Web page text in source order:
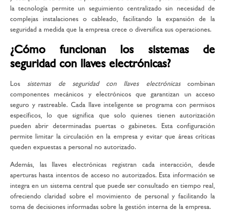
la tecnología permite un seguimiento centralizado sin necesidad de
complejas instalaciones o cableado, facilitando la expansión de la
seguridad a medida que la empresa crece o diversifica sus operaciones.
¿Cómo funcionan los sistemas de
seguridad con llaves electrónicas?
Lossistemas de seguridad con llaves electrónicascombinan
componentes mecánicos y electrónicos que garantizan un acceso
seguro y rastreable. Cada llave inteligente se programa con permisos
específicos, lo que significa que solo quienes tienen autorización
pueden abrir determinadas puertas o gabinetes. Esta configuración
permite limitar la circulación en la empresa y evitar que áreas críticas
queden expuestas a personal no autorizado.
Además, las llaves electrónicas registran cada interacción, desde
aperturas hasta intentos de acceso no autorizados. Esta información se
integra en un sistema central que puede ser consultado en tiempo real,
ofreciendo claridad sobre el movimiento de personal y facilitando la
toma de decisiones informadas sobre la gestión interna de la empresa.